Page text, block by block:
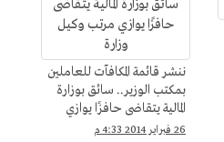
ننشر قائمة المكافآت للعاملين
بمكتب الوزير.. سائق بوزارة
المالية يتقاضى حافزًا يوازي
مرتب وكيل وزارة
26 فبراير 2014 4:33 م